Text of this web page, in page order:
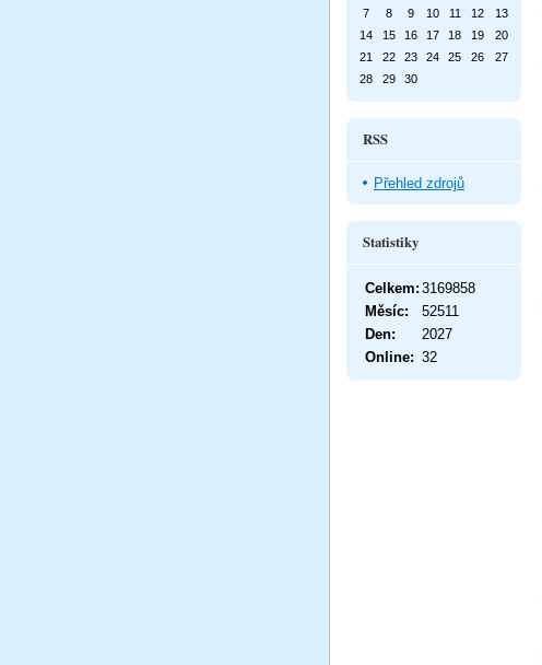
7
8 9 10 11 12
13
14
15 16 17 18 19
20
21
22 23 24 25 26
27
28
29 30
RSS
Přehled zdrojů
Statistiky
Online: 32
Celkem: 3169858
Měsíc:
52511
Den:
2027